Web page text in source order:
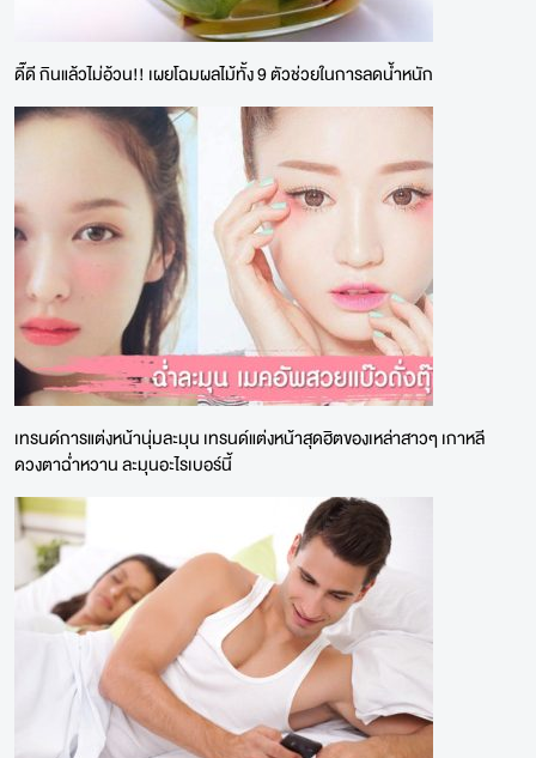
ดี๊ดี กินแล้วไม่อ้วน!! เผยโฉมผลไม้ทั้ง 9 ตัวช่วยในการลดน้ำหนัก
เทรนด์การแต่งหน้านุ่มละมุน เทรนด์แต่งหน้าสุดฮิตของเหล่าสาวๆ เกาหลี
ดวงตาฉ่ำหวาน ละมุนอะไรเบอร์นี้